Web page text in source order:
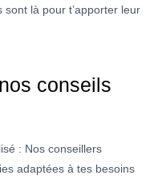
là pour t’apporter leur
conseils
: Nos conseillers
adaptées à tes besoins